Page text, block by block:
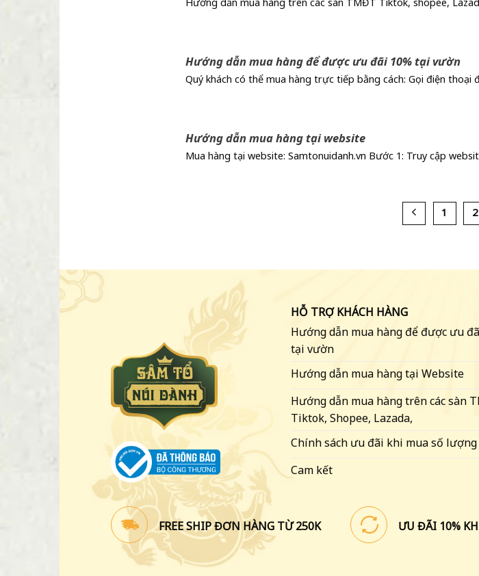
Hướng dẫn mua hàng để được ưu đãi 10% tại vườn
Quý khách có thể mua hàng trực tiếp bằng cách: Gọi điện thoại
Hướng dẫn mua hàng tại website
Mua hàng tại website: Samtonuidanh.vn Bước 1: Truy cập
1 2
HỖ TRỢ KHÁCH HÀNG
Hướng dẫn mua hàng để được ưu
tại vườn
Hướng dẫn mua hàng tại Website
Hướng dẫn mua hàng trên các sàn
Tiktok, Shopee, Lazada,
Chính sách ưu đãi khi mua số
Cam kết
FREE SHIP ĐƠN HÀNG TỪ 250K ƯU ĐÃI 10%